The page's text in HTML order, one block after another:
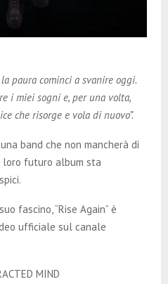
paura cominci a svanire oggi.
i miei sogni e, per una volta,
che risorge e vola di nuovo”.
band che non mancherà di
loro futuro album sta
fascino, “Rise Again” è
ufficiale sul canale
MIND